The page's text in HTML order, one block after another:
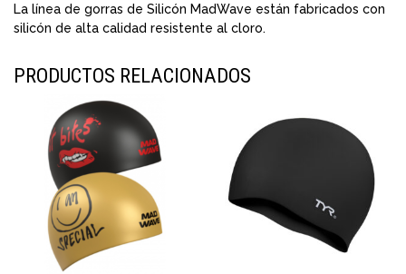
La línea de gorras de Silicón MadWave están fabricados con
silicón de alta calidad resistente al cloro.
PRODUCTOS RELACIONADOS